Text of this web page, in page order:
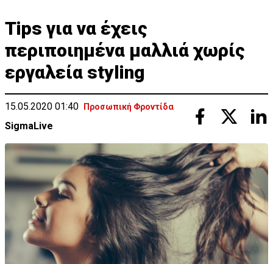
Tips για να έχεις
περιποιημένα μαλλιά χωρίς
εργαλεία styling
15.05.2020 01:40 Προσωπική Φροντίδα
SigmaLive